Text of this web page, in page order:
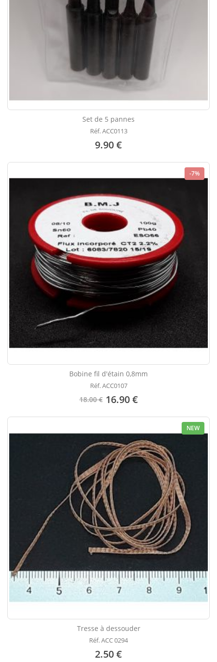
Set de 5 pannes
Réf. ACC0113
9.90 €
-7%
Bobine fil d'étain 0,8mm
Réf. ACC0107
18.00 € 16.90 €
NEW
Tresse à dessouder
Réf. ACC 0294
2.50 €